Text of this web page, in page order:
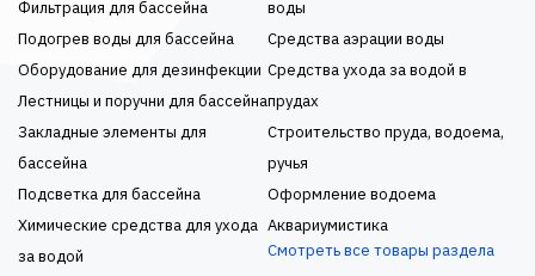
Фильтрация для бассейна
Подогрев воды для бассейна
Оборудование для дезинфекции
Лестницы и поручни для бассейна
Закладные элементы для
бассейна
Подсветка для бассейна
Химические средства для ухода
за водой
воды
Средства аэрации воды
Средства ухода за водой в
прудах
Строительство пруда, водоема,
ручья
Оформление водоема
Аквариумистика
Смотреть все товары раздела